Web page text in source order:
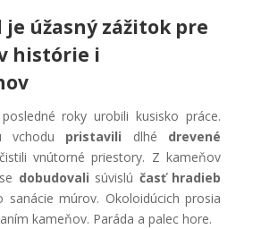
je úžasný zážitok pre
histórie i
roky urobili kusisko práce.
vchodu pristavili dlhé drevené
vnútorné priestory. Z kameňov
dobudovali súvislú časť hradieb
múrov. Okoloidúcich prosia
kameňov. Paráda a palec hore.